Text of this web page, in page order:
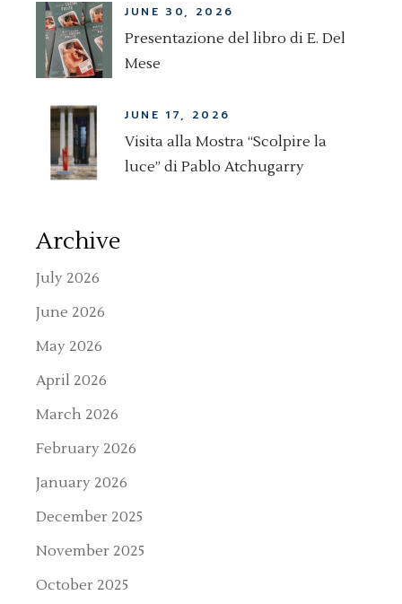
JUNE 30, 2026
Presentazione del libro di E. Del
Mese
JUNE 17, 2026
Visita alla Mostra “Scolpire la
luce” di Pablo Atchugarry
Archive
July 2026
June 2026
May 2026
April 2026
March 2026
February 2026
January 2026
December 2025
November 2025
October 2025